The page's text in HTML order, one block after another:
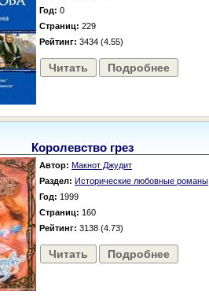
Год: 0
Страниц: 229
Рейтинг: 3434 (4.55)
Читать Подробнее
Королевство грез
Автор: Макнот Джудит
Раздел: Исторические любовные романы
Год: 1999
Страниц: 160
Рейтинг: 3138 (4.73)
Читать Подробнее